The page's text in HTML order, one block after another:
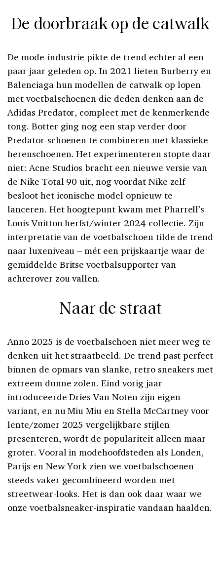
De doorbraak op de catwalk
De mode-industrie pikte de trend echter al een
paar jaar geleden op. In 2021 lieten Burberry en
Balenciaga hun modellen de catwalk op lopen
met voetbalschoenen die deden denken aan de
Adidas Predator, compleet met de kenmerkende
tong. Botter ging nog een stap verder door
Predator-schoenen te combineren met klassieke
herenschoenen. Het experimenteren stopte daar
niet: Acne Studios bracht een nieuwe versie van
de Nike Total 90 uit, nog voordat Nike zelf
besloot het iconische model opnieuw te
lanceren. Het hoogtepunt kwam met Pharrell’s
Louis Vuitton herfst/winter 2024-collectie. Zijn
interpretatie van de voetbalschoen tilde de trend
naar luxeniveau – mét een prijskaartje waar de
gemiddelde Britse voetbalsupporter van
achterover zou vallen.
Naar de straat
Anno 2025 is de voetbalschoen niet meer weg te
denken uit het straatbeeld. De trend past perfect
binnen de opmars van slanke, retro sneakers met
extreem dunne zolen. Eind vorig jaar
introduceerde Dries Van Noten zijn eigen
variant, en nu Miu Miu en Stella McCartney voor
lente/zomer 2025 vergelijkbare stijlen
presenteren, wordt de populariteit alleen maar
groter. Vooral in modehoofdsteden als Londen,
Parijs en New York zien we voetbalschoenen
steeds vaker gecombineerd worden met
streetwear-looks. Het is dan ook daar waar we
onze voetbalsneaker-inspiratie vandaan haalden.